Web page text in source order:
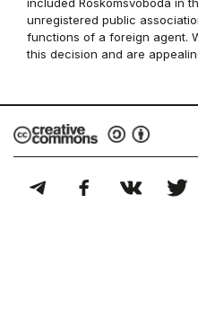
included Roskomsvoboda in
unregistered public
functions of a foreign agent.
this decision and are